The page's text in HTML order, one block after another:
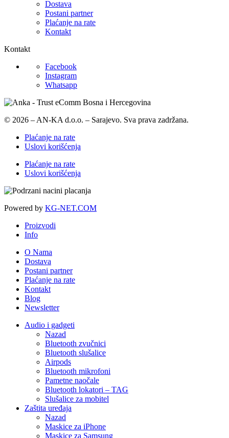
Dostava
Postani partner
Plaćanje na rate
Kontakt
Kontakt
Facebook
Instagram
Whatsapp
© 2026 – AN-KA d.o.o. – Sarajevo. Sva prava zadržana.
Plaćanje na rate
Uslovi korišćenja
Plaćanje na rate
Uslovi korišćenja
Powered by KG-NET.COM
Proizvodi
Info
O Nama
Dostava
Postani partner
Plaćanje na rate
Kontakt
Blog
Newsletter
Audio i gadgeti
Nazad
Bluetooth zvučnici
Bluetooth slušalice
Airpods
Bluetooth mikrofoni
Pametne naočale
Bluetooth lokatori – TAG
Slušalice za mobitel
Zaštita uređaja
Nazad
Maskice za iPhone
Maskice za Samsung